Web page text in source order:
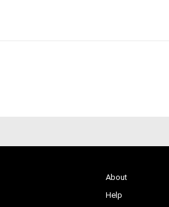
About
Help